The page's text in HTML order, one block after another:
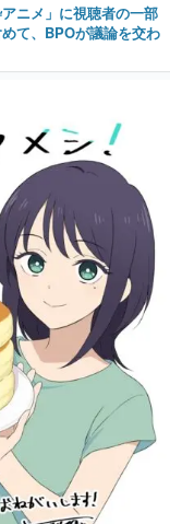
ニメ」に視聴者の一部
て、BPOが議論を交わ